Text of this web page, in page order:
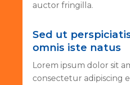
auctor fringilla.
Sed ut
omnis iste natus
Lorem ipsum dolor sit
consectetur adipiscing